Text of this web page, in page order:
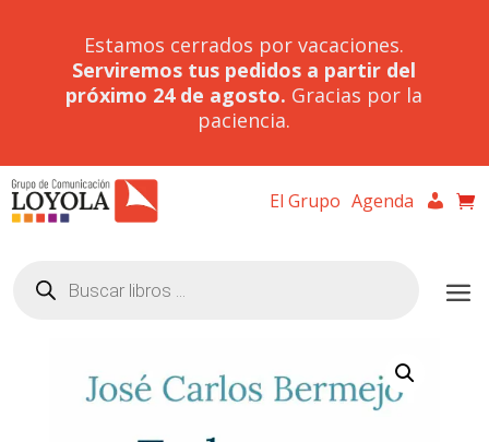
Estamos cerrados por vacaciones.
Serviremos tus pedidos a partir del
próximo 24 de agosto. Gracias por la
paciencia.
El Grupo Agenda
productos